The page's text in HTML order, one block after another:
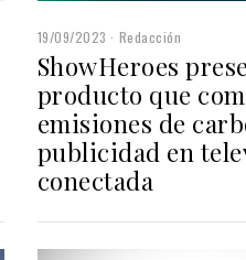
19/09/2023 Redacción
ShowHeroes
producto que
emisiones de
publicidad en
conectada